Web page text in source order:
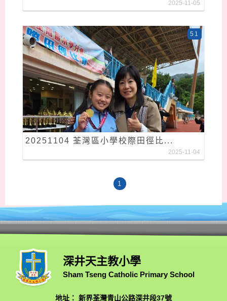
2025-11-05
20251104 荃灣區小學校際田徑比...
51
2025-11-04
1
深井天主教小學
Sham Tseng Catholic Primary School
地址： 新界荃灣青山公路深井段37號